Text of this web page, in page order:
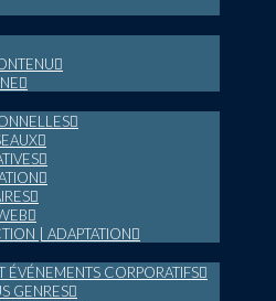
| ADAPTATION
ÉVÉNEMENTS CORPORATIFS
GENRES